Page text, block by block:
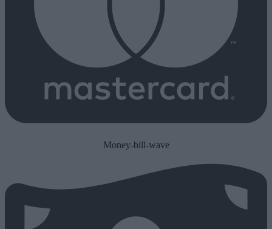
Money-bill-wave